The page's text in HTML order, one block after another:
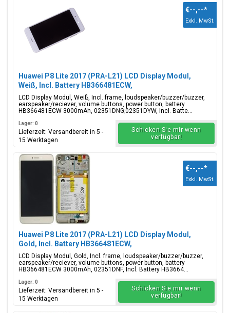
Huawei P8 Lite 2017 (PRA-L21) LCD Display Modul,
Weiß, Incl. Battery HB366481ECW,
02351DNG;02351DYW
LCD Display Modul, Weiß, Incl. frame, loudspeaker/buzzer/buzzer,
earspeaker/reciever, volume buttons, power button, battery
HB366481ECW 3000mAh, 02351DNG;02351DYW, Incl. Batte...
€--,--*
Exkl. MwSt.
Lager: 0
Lieferzeit: Versandbereit in 5 -
15 Werktagen
Schicken Sie mir wenn
verfügbar!
Huawei P8 Lite 2017 (PRA-L21) LCD Display Modul,
Gold, Incl. Battery HB366481ECW,
02351DNF;02351VBR;02351DLS
LCD Display Modul, Gold, Incl. frame, loudspeaker/buzzer/buzzer,
earspeaker/reciever, volume buttons, power button, battery
HB366481ECW 3000mAh, 02351DNF, Incl. Battery HB3664...
€--,--*
Exkl. MwSt.
Lager: 0
Lieferzeit: Versandbereit in 5 -
15 Werktagen
Schicken Sie mir wenn
verfügbar!